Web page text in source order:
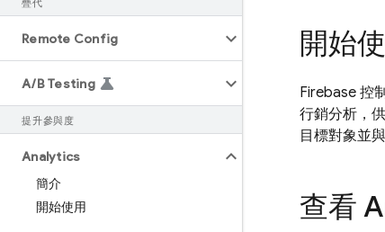
疊代
Remote Config
A/B Testing
提升參與度
Analytics
簡介
開始使用
開始
Firebase 控
行銷分析，
目標對象並
查看